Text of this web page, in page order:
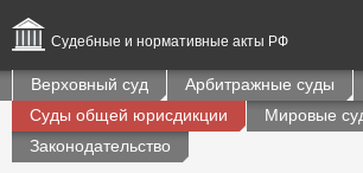
Судебные и нормативные акты РФ
Верховный суд
Арбитражные суды
Суды общей юрисдикции
Мировые
Законодательство